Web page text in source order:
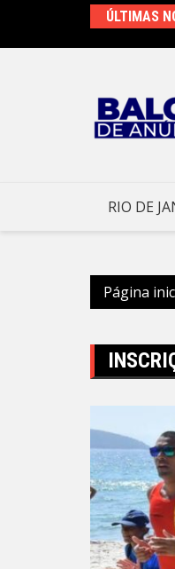
o
ÚLTIMAS
do Rio Innovation
RIO DE
Página